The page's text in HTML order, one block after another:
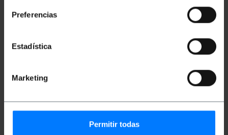
Preferencias
Estadística
Marketing
Permitir todas
1Gbps (1000Mbps). Bandbreite von 100 Mhz.
Ideal für den Einsatz in Privathaushalten,
professionellen Gebrauch.
Server, Drucker, Switches, Access Points,
ISO/IEC 11801 2. Auflage; EN 50173; EN 50288-
10-1.